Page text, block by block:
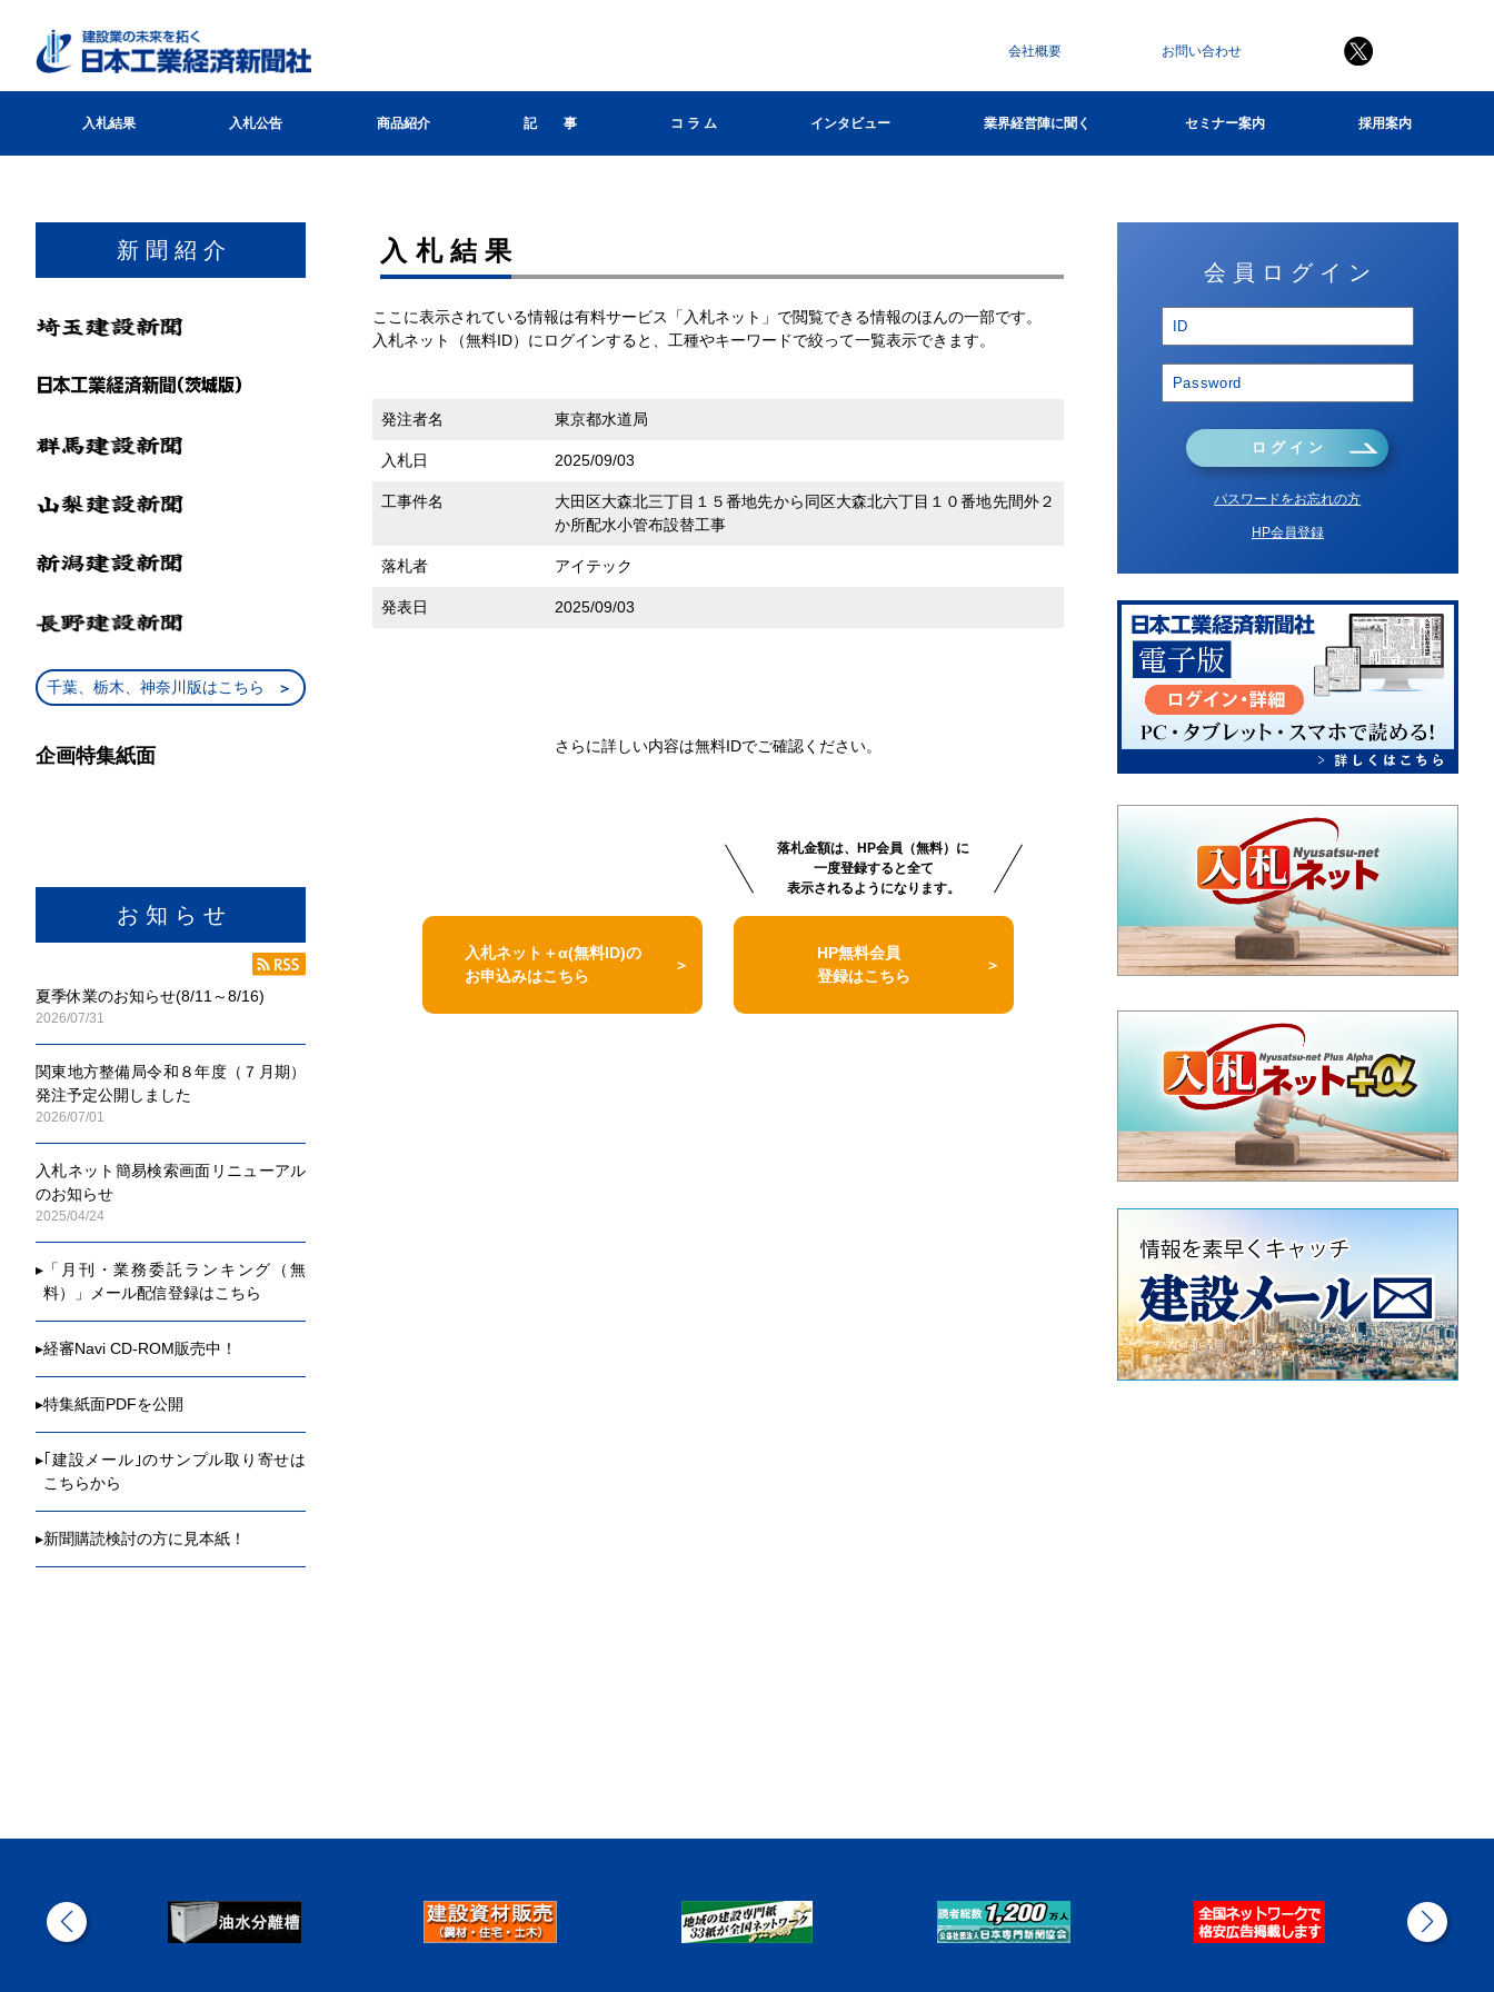
会社概要 お問い合わせ
入札結果 入札公告 商品紹介 記 事 コ ラ ム インタビュー 業界経営陣に聞く セミナー案内 採用案内
新 聞 紹 介
千葉、栃木、神奈川版はこちら
企画特集紙面
お 知 ら せ
夏季休業のお知らせ(8/11～8/16)
2026/07/31
関東地方整備局令和８年度（７月期）
発注予定公開しました
2026/07/01
入札ネット簡易検索画面リニューアル
のお知らせ
2025/04/24
▸ 「月刊・業務委託ランキング（無
料）」メール配信登録はこちら
▸経審Navi CD-ROM販売中！
▸特集紙面PDFを公開
▸ ｢建設メール｣のサンプル取り寄せは
こちらから
▸新聞購読検討の方に見本紙！
⼊札結果
ここに表示されている情報は有料サービス「入札ネット」で閲覧できる情報のほんの一部です。
入札ネット（無料ID）にログインすると、工種やキーワードで絞って一覧表示できます。
発注者名 東京都水道局
入札日 2025/09/03
工事件名
大田区大森北三丁目１５番地先から同区大森北六丁目１０番地先間外２
か所配水小管布設替工事
落札者 アイテック
発表日 2025/09/03
さらに詳しい内容は無料IDでご確認ください。
入札ネット＋α(無料ID)の
お申込みはこちら
落札金額は、HP会員（無料）に
一度登録すると全て
表示されるようになります。
HP無料会員
登録はこちら
会 員 ロ グ イ ン
ロ グ イ ン
パスワードをお忘れの方
HP会員登録